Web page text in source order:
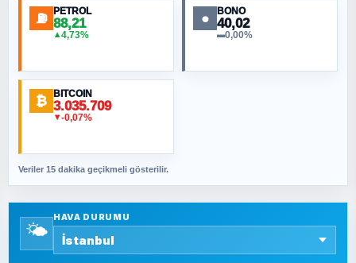
NURETTIN BÖLÜK
ORHAN KILIÇOĞLU
Fahişeye beyinli bir müstevli alçağına
SAVAŞ ŞAHİN
SEYFULLAH ÇİÇEK
⛽ PETROL
88,21
▲4,73%
● BONO
40,02
▬0,00%
₿ BITCOIN
3.035.709
▼-0,07%
Veriler 15 dakika geçikmeli gösterilir.
🌤️
HAVA DURUMU